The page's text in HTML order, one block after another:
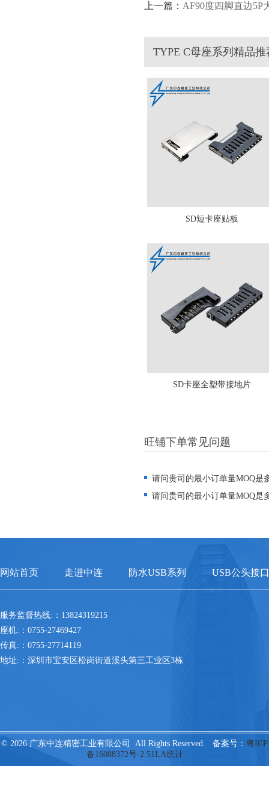
上一篇： AF90度四脚直边5P
TYPE C母座系列精品推
SD短卡座贴板
SD卡座全塑带接地片
旺铺下单常见问题
请问贵司的最小订单量MOQ是
请问贵司的最小订单量MOQ是
网站首页 走进中连 防水USB系列 USB公头接口
服务监督热线:：13824319215
座机:：0755-27469427
传真:：0755-27714119
地址:：深圳市宝安区松岗街道溪头第三工业区3栋
© 2026 广东中连精密工业有限公司 All Rights Reserved. 备案号： 粤ICP
备16088372号-2 51LA统计